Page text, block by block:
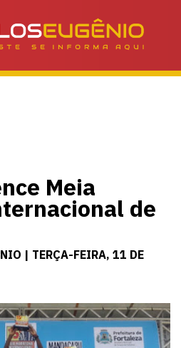
Meia
de
| TERÇA-FEIRA, 11 DE